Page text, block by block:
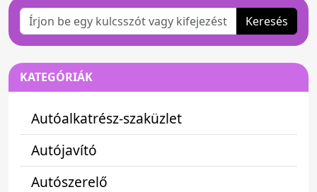
Keresés
KATEGÓRIÁK
Autóalkatrész-szaküzlet
Autójavító
Autószerelő